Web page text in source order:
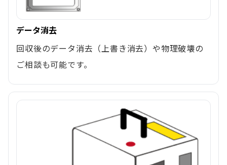
データ消去
回収後のデータ消去（上書き消去）や物理破壊の
ご相談も可能です。